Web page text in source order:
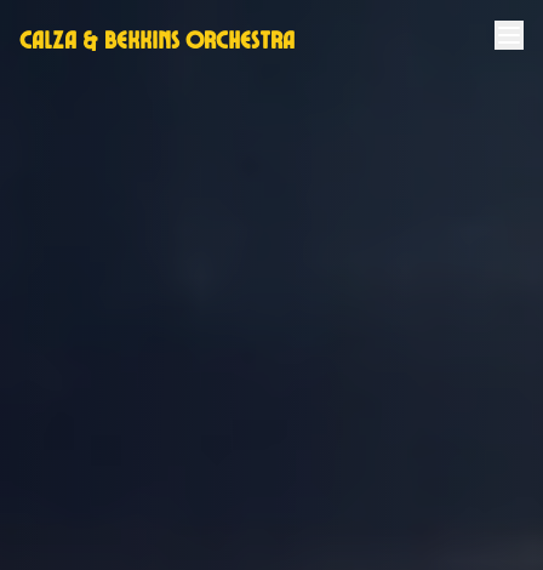
Calza & Bekkins Orchestra